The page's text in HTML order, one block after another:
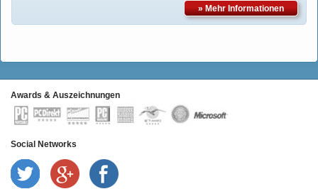
» Mehr Informationen
Awards & Auszeichnungen
Social Networks